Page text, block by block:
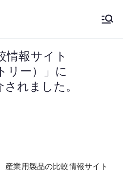
情報サイト
リー）」に
れました。
産業用製品の比較情報サイト